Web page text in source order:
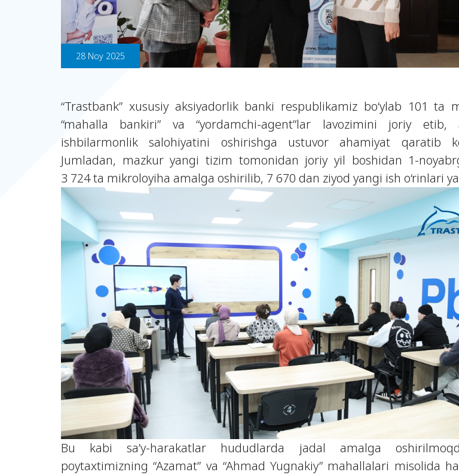
28 Noy 2025
“Trastbank” xususiy aksiyadorlik banki respublikamiz bo‘ylab 101 ta
“mahalla bankiri” va “yordamchi-agent”lar lavozimini joriy etib,
ishbilarmonlik salohiyatini oshirishga ustuvor ahamiyat qaratib
Jumladan, mazkur yangi tizim tomonidan joriy yil boshidan 1-
3 724 ta mikroloyiha amalga oshirilib, 7 670 dan ziyod yangi ish o‘rinlari
Bu kabi sa’y-harakatlar hududlarda jadal amalga
poytaxtimizning “Azamat” va “Ahmad Yugnakiy” mahallalari misolida